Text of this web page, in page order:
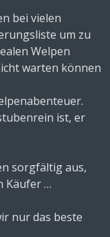
bei vielen
um zu
Welpen
warten können
ist, er
sorgfältig aus,
Käufer …
nur das beste